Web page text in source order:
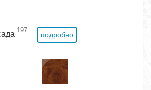
197
подробно